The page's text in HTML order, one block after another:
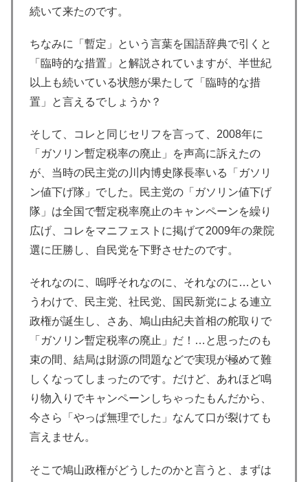
続いて来たのです。
ちなみに「暫定」という言葉を国語辞典で引くと
「臨時的な措置」と解説されていますが、半世紀
以上も続いている状態が果たして「臨時的な措
置」と言えるでしょうか？
そして、コレと同じセリフを言って、2008年に
「ガソリン暫定税率の廃止」を声高に訴えたの
が、当時の民主党の川内博史隊長率いる「ガソリ
ン値下げ隊」でした。民主党の「ガソリン値下げ
隊」は全国で暫定税率廃止のキャンペーンを繰り
広げ、コレをマニフェストに掲げて2009年の衆院
選に圧勝し、自民党を下野させたのです。
それなのに、嗚呼それなのに、それなのに…とい
うわけで、民主党、社民党、国民新党による連立
政権が誕生し、さあ、鳩山由紀夫首相の舵取りで
「ガソリン暫定税率の廃止」だ！…と思ったのも
束の間、結局は財源の問題などで実現が極めて難
しくなってしまったのです。だけど、あれほど鳴
り物入りでキャンペーンしちゃったもんだから、
今さら「やっぱ無理でした」なんて口が裂けても
言えません。
そこで鳩山政権がどうしたのかと言うと、まずは